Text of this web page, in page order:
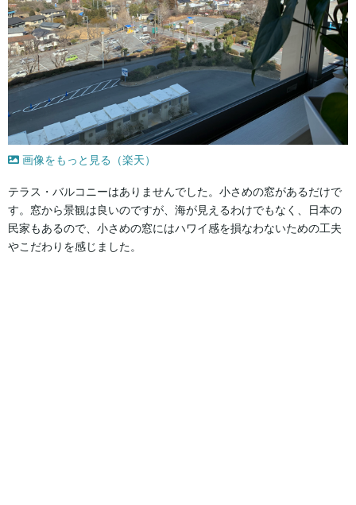
画像をもっと見る（楽天）
テラス・バルコニーはありませんでした。小さめの窓があるだけで
す。窓から景観は良いのですが、海が見えるわけでもなく、日本の
民家もあるので、小さめの窓にはハワイ感を損なわないための工夫
やこだわりを感じました。